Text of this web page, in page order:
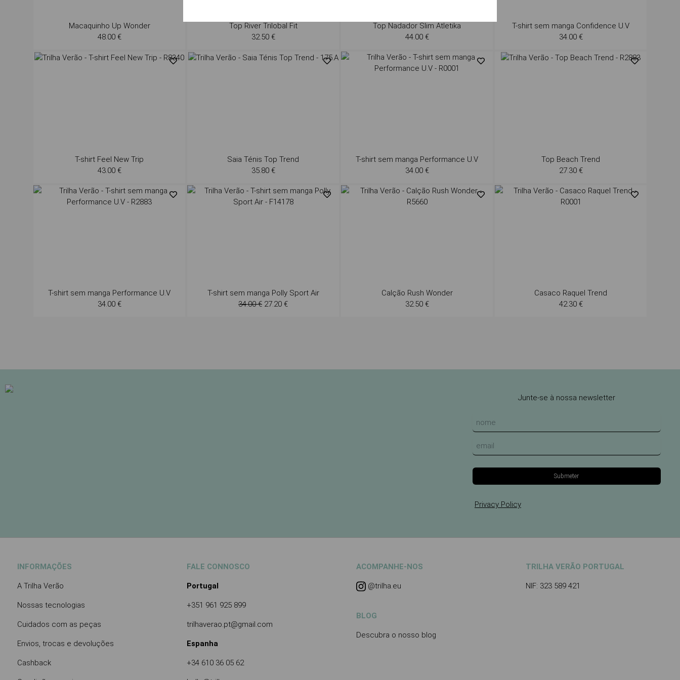
Macaquinho Up Wonder
48.00 €
Top River Trilobal Fit
32.50 €
Top Nadador Slim Atletika
44.00 €
T-shirt sem manga Confidence U.V
34.00 €
T-shirt Feel New Trip
43.00 €
Saia Ténis Top Trend
35.80 €
T-shirt sem manga Performance U.V
34.00 €
Top Beach Trend
27.30 €
T-shirt sem manga Performance U.V
34.00 €
T-shirt sem manga Polly Sport Air
34.00 € 27.20 €
Calção Rush Wonder
32.50 €
Casaco Raquel Trend
42.30 €
Junte-se à nossa newsletter
Submeter
Privacy Policy
INFORMAÇÕES
A Trilha Verão
Nossas tecnologias
Cuidados com as peças
Envios, trocas e devoluções
Cashback
FALE CONNOSCO
Portugal
+351 961 925 899
trilhaverao.pt@gmail.com
Espanha
+34 610 36 05 62
ACOMPANHE-NOS
@trilha.eu
BLOG
Descubra o nosso blog
TRILHA VERÃO PORTUGAL
NIF: 323 589 421